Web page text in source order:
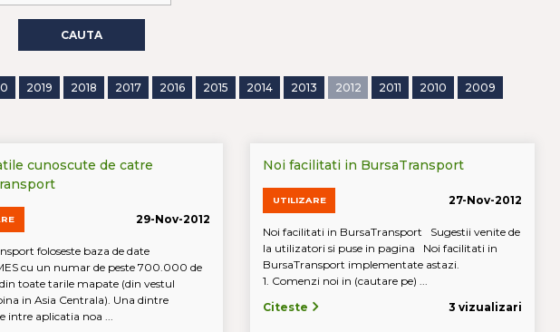
CAUTA
2019 2018 2017 2016 2015 2014 2013 2012 2011 2010
2009
cunoscute de catre
29-Nov-2012
foloseste baza de date
cu un numar de peste 700.000 de
toate tarile mapate (din vestul
in Asia Centrala). Una dintre
intre aplicatia noa ...
Noi facilitati in BursaTransport
UTILIZARE 27-Nov-2012
Noi facilitati in BursaTransport Sugestii venite de
la utilizatori si puse in pagina Noi facilitati in
BursaTransport implementate astazi.
1. Comenzi noi in (cautare pe) ...
Citeste
3 vizualizari